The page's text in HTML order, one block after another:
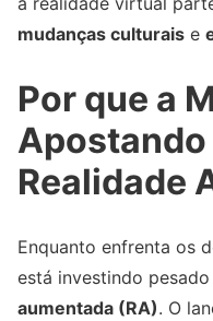
mudanças culturais e
Por que a
Apostando
Realidade
Enquanto enfrenta os
está investindo pesado
aumentada (RA). O